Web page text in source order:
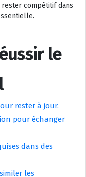
compétitif dans
le
rester à jour.
pour échanger
dans des
les